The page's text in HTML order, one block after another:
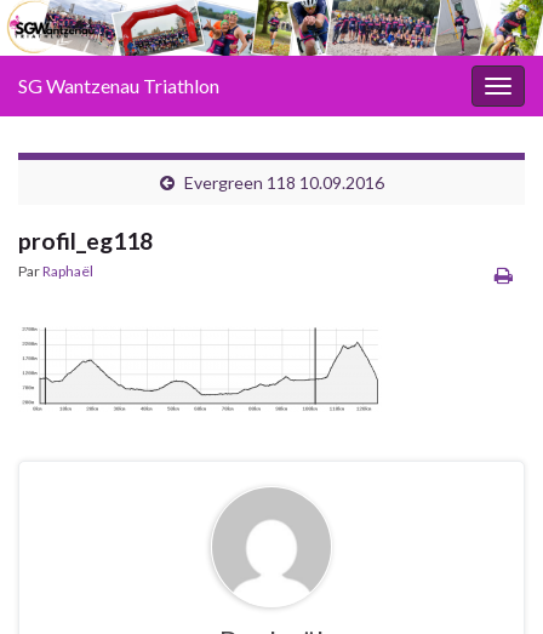
SG Wantzenau Triathlon
Evergreen 118 10.09.2016
profil_eg118
ParRaphaël